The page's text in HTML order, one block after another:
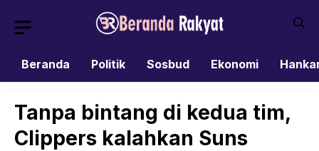
Beranda
Politik Sosbud Ekonomi
Tanpa bintang di kedua tim,
Clippers kalahkan Suns